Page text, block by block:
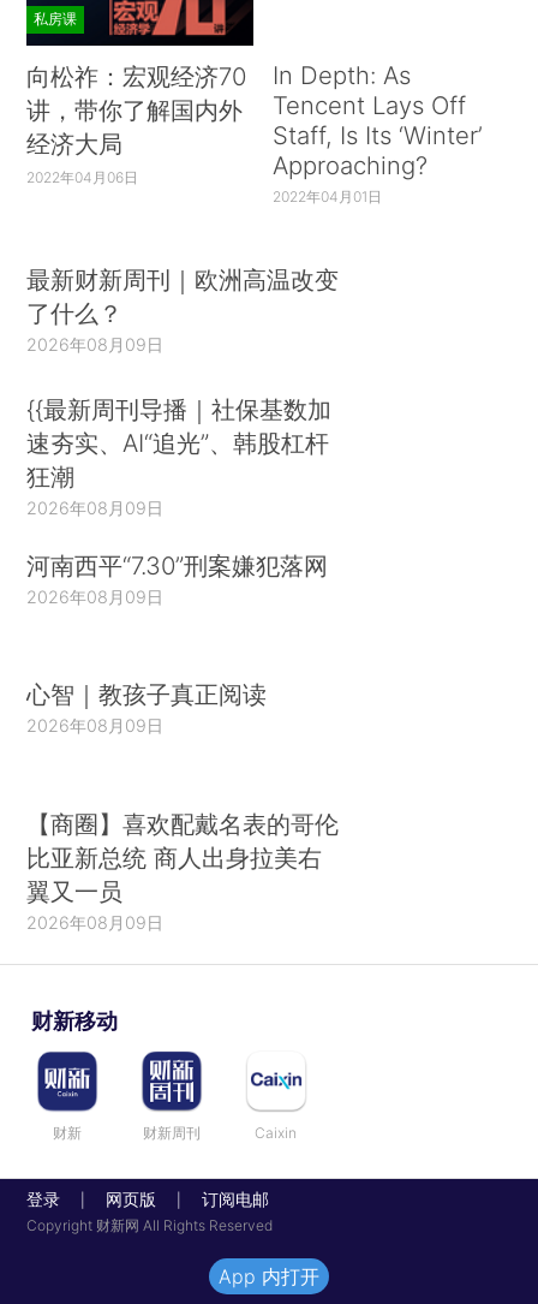
私房课
向松祚：宏观经济70
讲，带你了解国内外
经济大局
2022年04月06日
In Depth: As
Tencent Lays Off
Staff, Is Its ‘Winter’
Approaching?
2022年04月01日
最新财新周刊｜欧洲高温改变
了什么？
2026年08月09日
{{最新周刊导播｜社保基数加
速夯实、AI“追光”、韩股杠杆
狂潮
2026年08月09日
河南西平“7.30”刑案嫌犯落网
2026年08月09日
心智｜教孩子真正阅读
2026年08月09日
【商圈】喜欢配戴名表的哥伦
比亚新总统 商人出身拉美右
翼又一员
2026年08月09日
财新移动
财新 财新周刊 Caixin
登录 网页版 订阅电邮
Copyright 财新网 All Rights Reserved
App 内打开